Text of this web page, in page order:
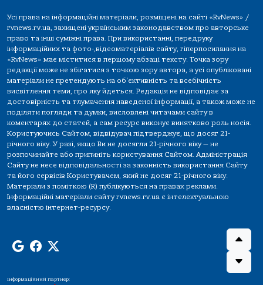
Усі права на інформаційні матеріали, розміщені на сайті «RvNews» /
rvnews.rv.ua, захищені українським законодавством про авторське
право та інші суміжні права. При використанні, передруку
інформаційних та фото-,відеоматеріалів сайту, гіперпосилання на
«RvNews» має міститися в першому абзаці тексту. Точка зору
редакції може не збігатися з точкою зору автора, а усі опубліковані
матеріали не претендують на об'єктивність та всебічність
висвітлення теми, про яку йдеться. Редакція не відповідає за
достовірність та тлумачення наведеної інформації, а також може не
поділяти погляди та думки, висловлені читачами сайту в
коментарях до статей, а сам ресурс виконує винятково роль носія.
Користуючись Сайтом, відвідувач підтверджує, що досяг 21-
річного віку. У разі, якщо Ви не досягли 21-річного віку — не
розпочинайте або припиніть користування Сайтом. Адміністрація
Сайту не несе відповідальності за законність використання Сайту
та його сервісів Користувачем, який не досяг 21-річного віку.
Матеріали з поміткою (R) публікуються на правах реклами.
Інформаційні матеріали сайту rvnews.rv.ua є інтелектуальною
власністю інтернет-ресурсу.
Інформаційний партнер: